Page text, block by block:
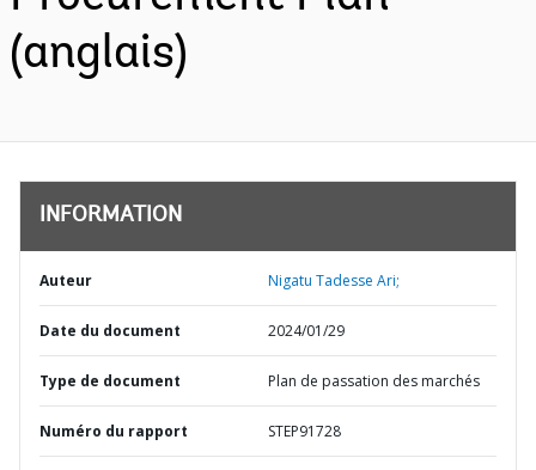
(anglais)
INFORMATION
Auteur Nigatu Tadesse Ari;
Date du document 2024/01/29
Type de document Plan de passation des marchés
Numéro du rapport STEP91728